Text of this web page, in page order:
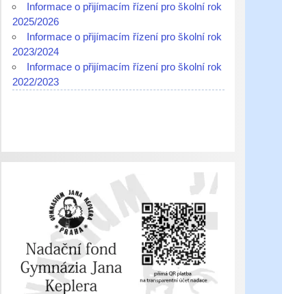
Informace o přijímacím řízení pro školní rok
2025/2026
Informace o přijímacím řízení pro školní rok
2023/2024
Informace o přijímacím řízení pro školní rok
2022/2023